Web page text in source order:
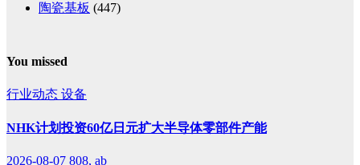
陶瓷基板 (447)
You missed
行业动态 设备
NHK计划投资60亿日元扩大半导体零部件产能
2026-08-07 808, ab